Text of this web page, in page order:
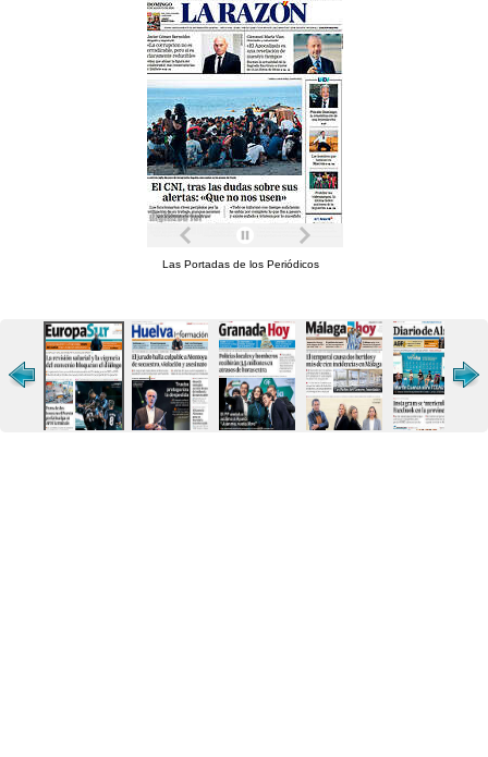
Las Portadas de los Periódicos